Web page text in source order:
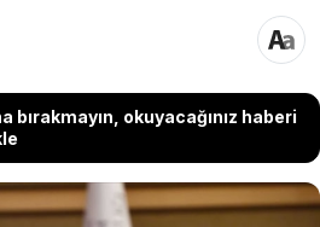
bırakmayın, okuyacağınız haberi